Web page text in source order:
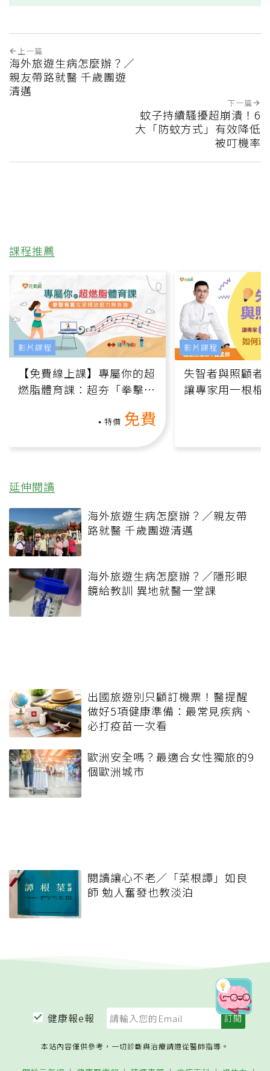
上一篇
海外旅遊生病怎麼辦？／
親友帶路就醫 千歲團遊
清邁
下一篇
蚊子持續騷擾超崩潰！6
大「防蚊方式」有效降低
被叮機率
課程推薦
【免費線上課】專屬你的超
燃脂體育課：超夯「拳擊有
特價 免費
影片課程
失智者與照顧者
讓專家用一根棍
影片課程
延伸閱讀
海外旅遊生病怎麼辦？／親友帶
路就醫 千歲團遊清邁
海外旅遊生病怎麼辦？／隱形眼
鏡給教訓 異地就醫一堂課
出國旅遊別只顧訂機票！醫提醒
做好5項健康準備：最常見疾病、
必打疫苗一次看
歐洲安全嗎？最適合女性獨旅的9
個歐洲城市
閱讀讓心不老／「菜根譚」如良
師 勉人奮發也教淡泊
健康報e報
本站內容僅供參考，一切診斷與治療請遵從醫師指導。